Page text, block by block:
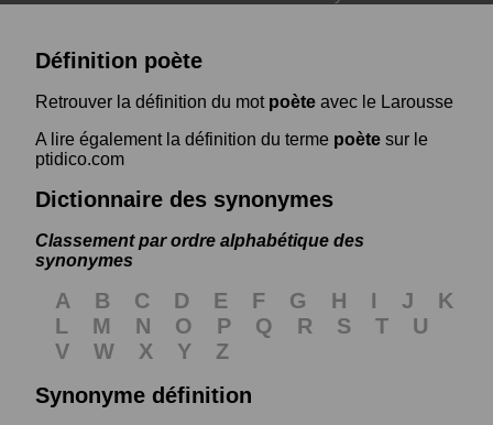
Définition poète
Retrouver la définition du mot poète avec le Larousse
A lire également la définition du terme poète sur le
ptidico.com
Dictionnaire des synonymes
Classement par ordre alphabétique des
synonymes
A B C D E F G H I J
K
L
M N O P Q R S T
U
V
W X Y
Z
Synonyme définition